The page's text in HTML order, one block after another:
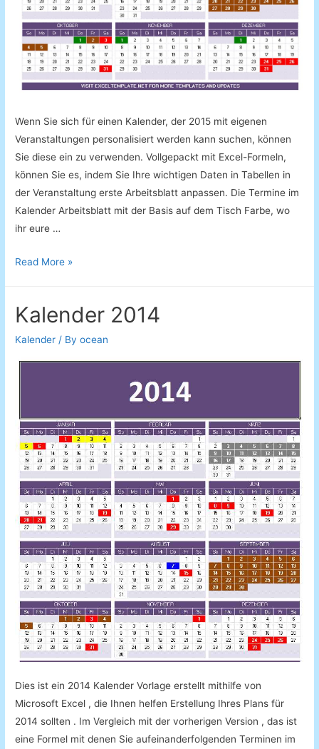
Wenn Sie sich für einen Kalender, der 2015 mit eigenen
Veranstaltungen personalisiert werden kann suchen, können
Sie diese ein zu verwenden. Vollgepackt mit Excel-Formeln,
können Sie es, indem Sie Ihre wichtigen Daten in Tabellen in
der Veranstaltung erste Arbeitsblatt anpassen. Die Termine im
Kalender Arbeitsblatt mit der Basis auf dem Tisch Farbe, wo
ihr eure …
Kalendar
Read More »
Kalender 2014
Kalender / Byocean
Dies ist ein 2014 Kalender Vorlage erstellt mithilfe von
Microsoft Excel , die Ihnen helfen Erstellung Ihres Plans für
2014 sollten . Im Vergleich mit der vorherigen Version , das ist
eine Formel mit denen Sie aufeinanderfolgenden Terminen im